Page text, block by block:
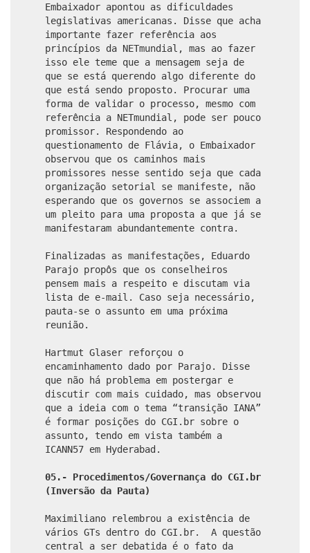
Embaixador apontou as dificuldades
legislativas americanas. Disse que acha
importante fazer referência aos
princípios da NETmundial, mas ao fazer
isso ele teme que a mensagem seja de
que se está querendo algo diferente do
que está sendo proposto. Procurar uma
forma de validar o processo, mesmo com
referência a NETmundial, pode ser pouco
promissor. Respondendo ao
questionamento de Flávia, o Embaixador
observou que os caminhos mais
promissores nesse sentido seja que cada
organização setorial se manifeste, não
esperando que os governos se associem a
um pleito para uma proposta a que já se
manifestaram abundantemente contra.
Finalizadas as manifestações, Eduardo
Parajo propôs que os conselheiros
pensem mais a respeito e discutam via
lista de e-mail. Caso seja necessário,
pauta-se o assunto em uma próxima
reunião.
Hartmut Glaser reforçou o
encaminhamento dado por Parajo. Disse
que não há problema em postergar e
discutir com mais cuidado, mas observou
que a ideia com o tema “transição IANA”
é formar posições do CGI.br sobre o
assunto, tendo em vista também a
ICANN57 em Hyderabad.
05.- Procedimentos/Governança do CGI.br
(Inversão da Pauta)
Maximiliano relembrou a existência de
vários GTs dentro do CGI.br. A questão
central a ser debatida é o fato da